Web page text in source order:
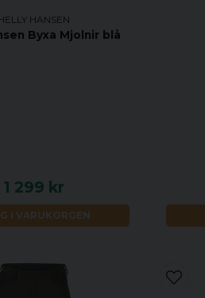
HANSEN
Byxa Mjolnir blå
1 299 kr
I VARUKORGEN